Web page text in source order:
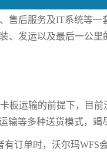
售后服务及IT系统等
、发运以及最后一公里
板运输的前提下，目
等多种送货模式，竭
订单时，沃尔玛WFS